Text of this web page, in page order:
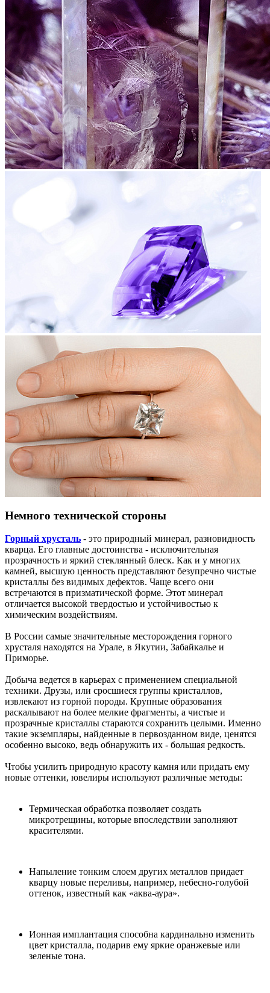
Немного технической стороны
Горный хрусталь - это природный минерал, разновидность
кварца. Его главные достоинства - исключительная
прозрачность и яркий стеклянный блеск. Как и у многих
камней, высшую ценность представляют безупречно чистые
кристаллы без видимых дефектов. Чаще всего они
встречаются в призматической форме. Этот минерал
отличается высокой твердостью и устойчивостью к
химическим воздействиям.
В России самые значительные месторождения горного
хрусталя находятся на Урале, в Якутии, Забайкалье и
Приморье.
Добыча ведется в карьерах с применением специальной
техники. Друзы, или сросшиеся группы кристаллов,
извлекают из горной породы. Крупные образования
раскалывают на более мелкие фрагменты, а чистые и
прозрачные кристаллы стараются сохранить целыми. Именно
такие экземпляры, найденные в первозданном виде, ценятся
особенно высоко, ведь обнаружить их - большая редкость.
Чтобы усилить природную красоту камня или придать ему
новые оттенки, ювелиры используют различные методы:
Термическая обработка позволяет создать
микротрещины, которые впоследствии заполняют
красителями.
Напыление тонким слоем других металлов придает
кварцу новые переливы, например, небесно-голубой
оттенок, известный как «аква-аура».
Ионная имплантация способна кардинально изменить
цвет кристалла, подарив ему яркие оранжевые или
зеленые тона.